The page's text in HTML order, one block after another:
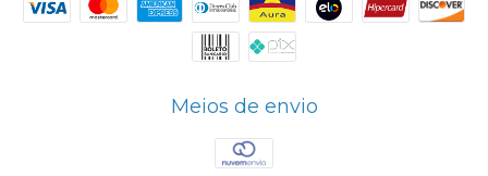
Meios de envio